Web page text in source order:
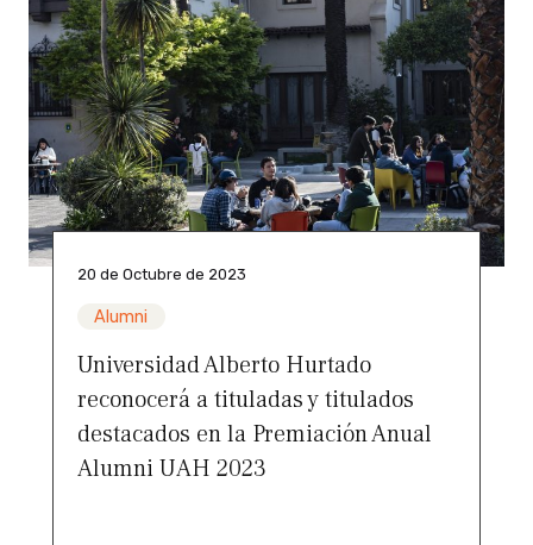
20 de Octubre de 2023
Alumni
Universidad Alberto Hurtado
reconocerá a tituladas y titulados
destacados en la Premiación Anual
Alumni UAH 2023